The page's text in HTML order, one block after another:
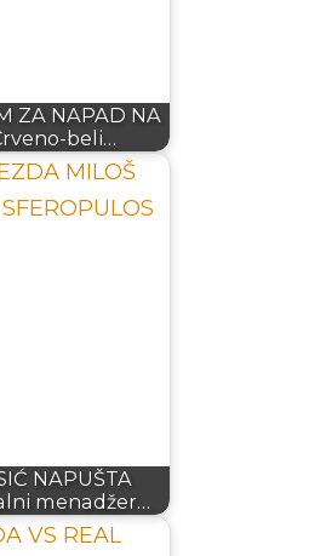
ZA NAPAD NA
beli…
NAPUŠTA
menadžer…